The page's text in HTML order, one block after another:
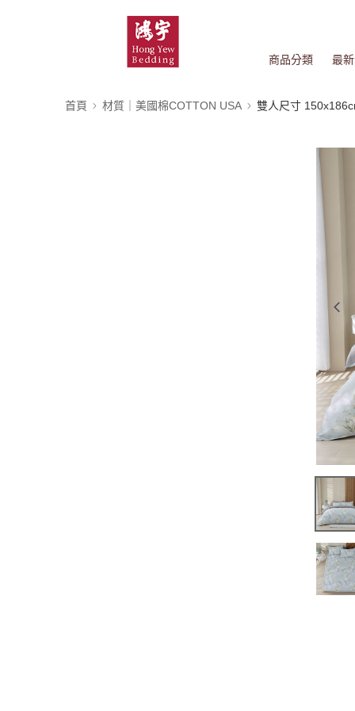
商品分類 最
首頁 材質｜美國棉COTTON USA 雙人尺寸